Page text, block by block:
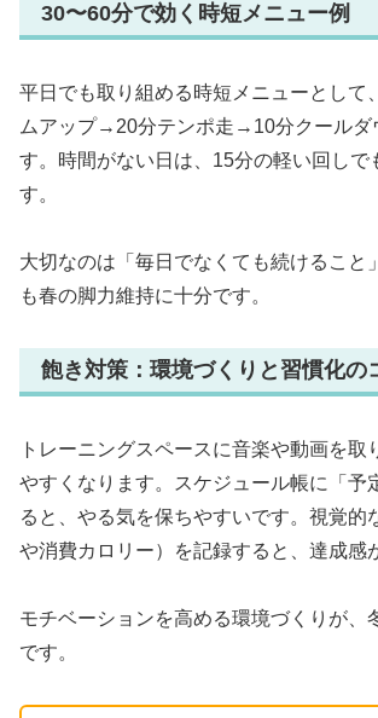
30〜60分で効く時短メニュー例
平日でも取り組める時短メニューとして
ムアップ→20分テンポ走→10分クールダ
す。時間がない日は、15分の軽い回しで
す。
大切なのは「毎日でなくても続けること
も春の脚力維持に十分です。
飽き対策：環境づくりと習慣化の
トレーニングスペースに音楽や動画を取
やすくなります。スケジュール帳に「予
ると、やる気を保ちやすいです。視覚的
や消費カロリー）を記録すると、達成感
モチベーションを高める環境づくりが、
です。